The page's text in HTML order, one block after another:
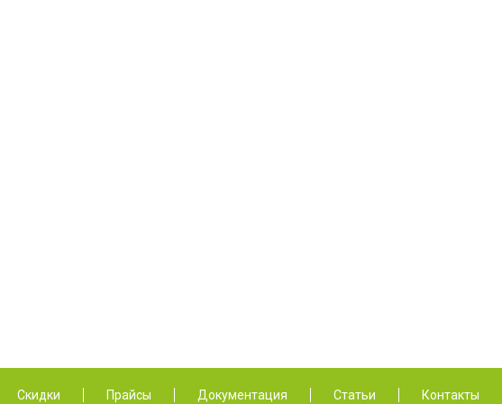
Скидки Прайсы Документация Статьи Контакты